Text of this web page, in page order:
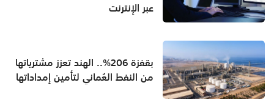
عبر الإنترنت
بقفزة 206%.. الهند تعزز مشترياتها
من النفط العُماني لتأمين إمداداتها